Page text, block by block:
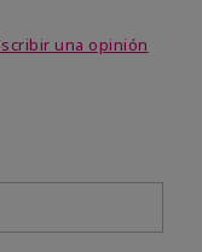
una opinión